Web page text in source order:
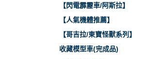
【閃電霹靂車/阿斯拉】
【人氣機體推薦】
【哥吉拉/東寶怪獸系列】
收藏模型車(完成品)